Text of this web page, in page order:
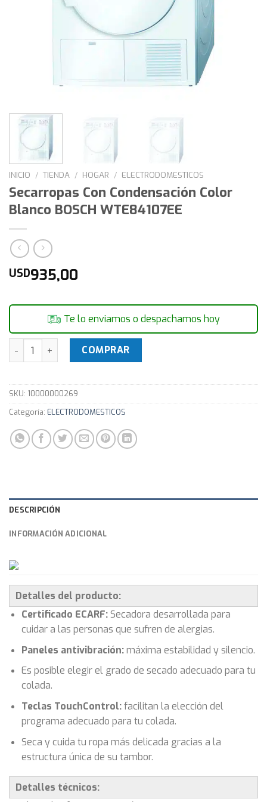
INICIO / TIENDA / HOGAR / ELECTRODOMESTICOS
Secarropas Con Condensación Color
Blanco BOSCH WTE84107EE
USD935,00
Te lo enviamos o despachamos hoy
Secarropas Con Condensación Color Blanco BOSCH
COMPRAR
SKU: 10000000269
Categoría: ELECTRODOMESTICOS
DESCRIPCIÓN
INFORMACIÓN ADICIONAL
Detalles del producto:
Certificado ECARF:Secadora desarrollada para
cuidar a las personas que sufren de alergias.
Paneles antivibración:máxima estabilidad y silencio.
Es posible elegir el grado de secado adecuado para tu
colada.
Teclas TouchControl:facilitan la elección del
programa adecuado para tu colada.
Seca y cuida tu ropa más delicada gracias a la
estructura única de su tambor.
Detalles técnicos: